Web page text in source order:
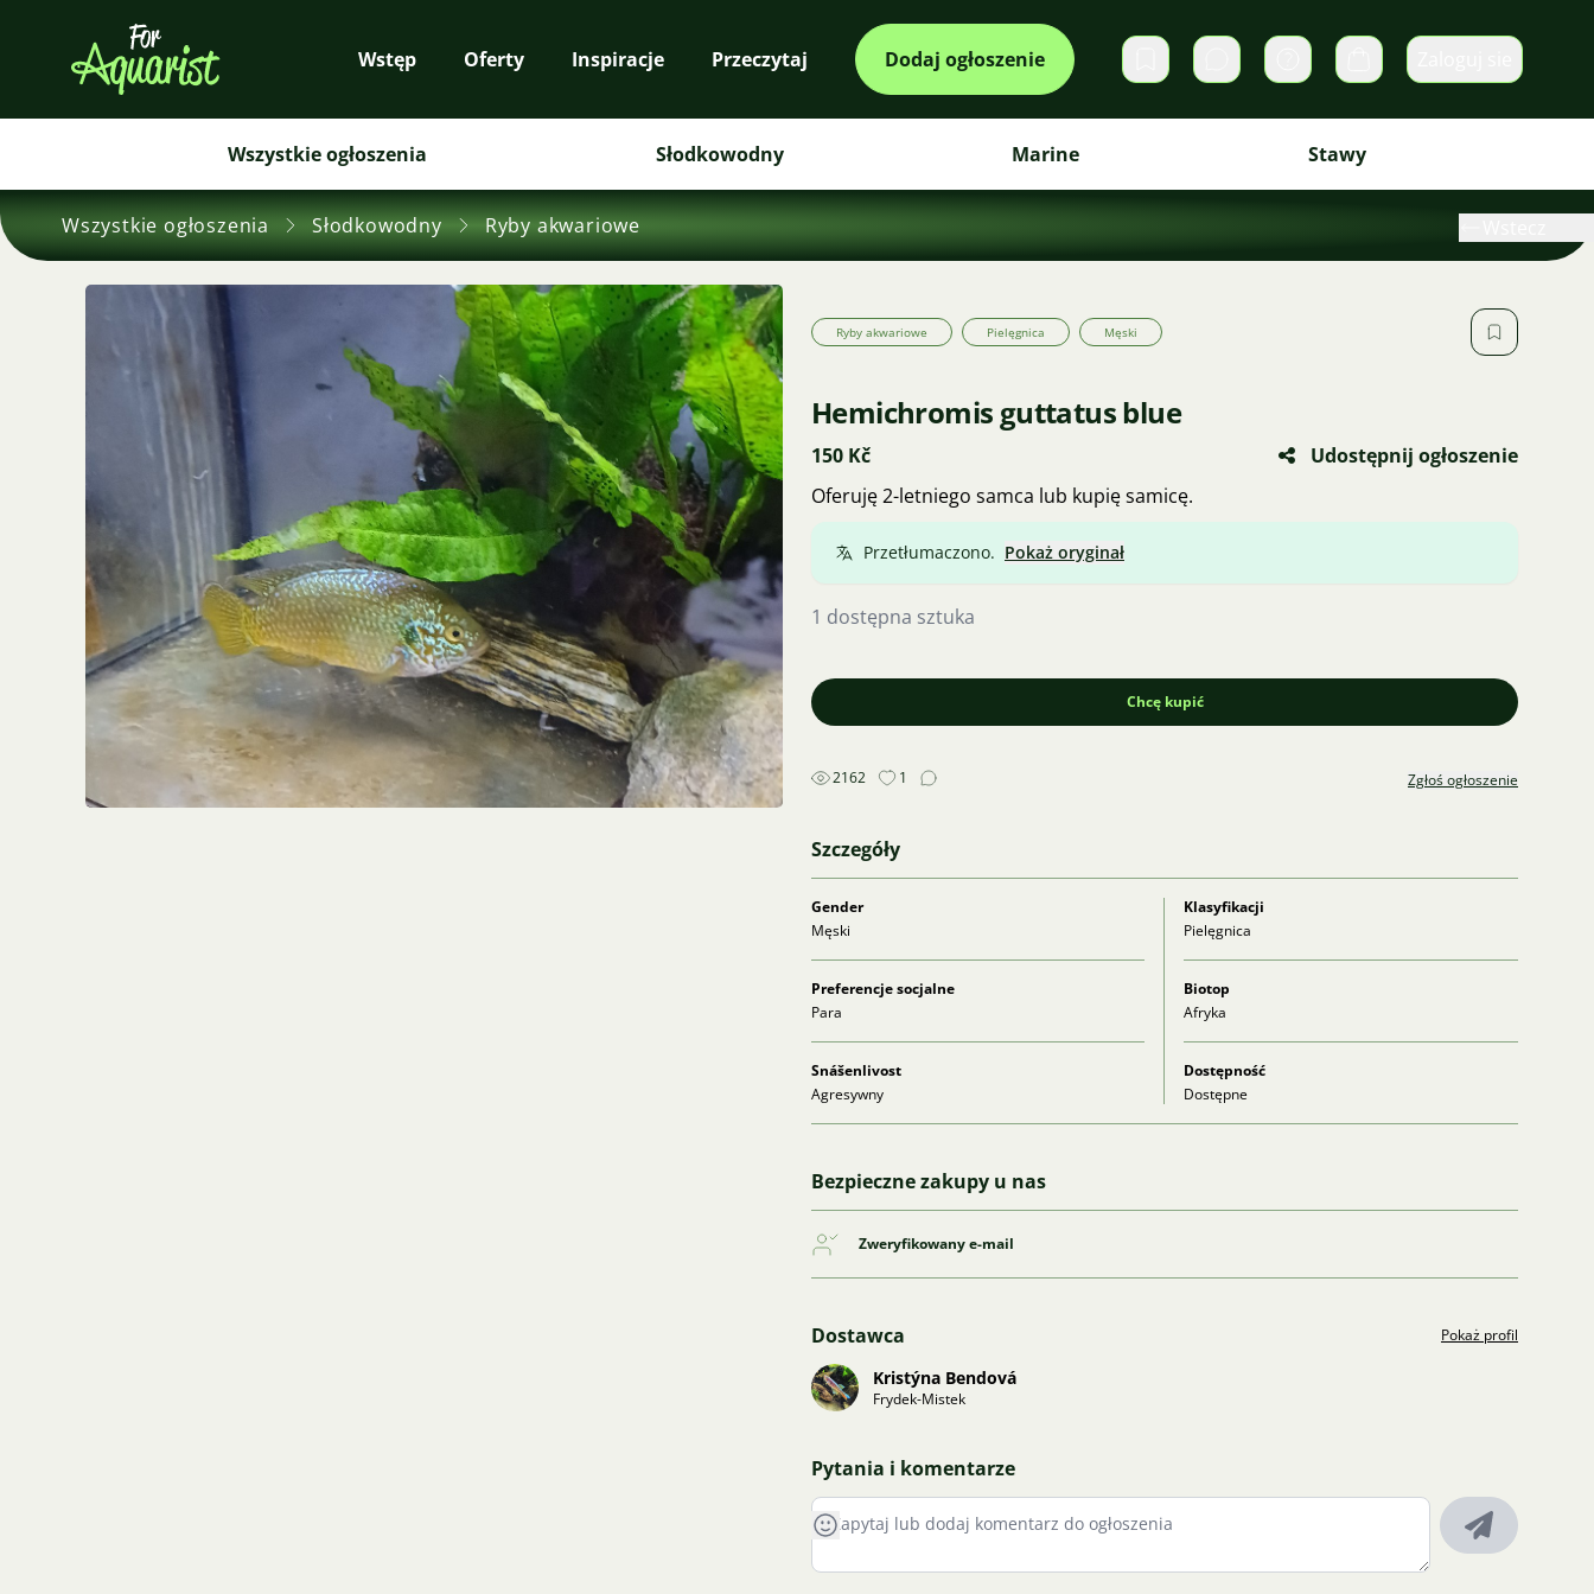
Wstęp Oferty Inspiracje Przeczytaj Dodaj ogłoszenie Prywatne wiadomości
Koszyk
Wszystkie ogłoszenia Słodkowodny Marine Stawy
Wszystkie ogłoszenia Słodkowodny Ryby akwariowe
Ryby akwariowe Pielęgnica Męski
Hemichromis guttatus blue
150 Kč
Udostępnij ogłoszenie
Oferuję 2-letniego samca lub kupię samicę.
Przetłumaczono. Pokaż oryginał
1 dostępna sztuka
Chcę kupić
2162 1 Zgłoś ogłoszenie
Szczegóły
Gender
Męski
Klasyfikacji
Pielęgnica
Preferencje socjalne
Para
Biotop
Afryka
Snášenlivost
Agresywny
Dostępność
Dostępne
Bezpieczne zakupy u nas
Zweryfikowany e-mail
Dostawca Pokaż profil
Kristýna Bendová
Frydek-Mistek
Pytania i komentarze